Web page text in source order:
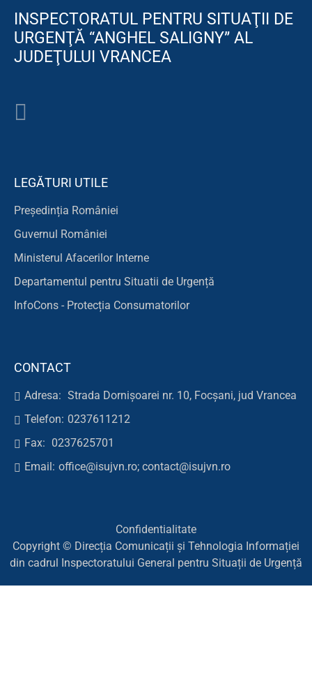
INSPECTORATUL PENTRU SITUAŢII DE
URGENŢĂ “ANGHEL SALIGNY” AL
JUDEŢULUI VRANCEA
LEGĂTURI UTILE
Președinția României
Guvernul României
Ministerul Afacerilor Interne
Departamentul pentru Situatii de Urgență
InfoCons - Protecția Consumatorilor
CONTACT
Adresa: Strada Dornișoarei nr. 10, Focșani, jud Vrancea
Telefon: 0237611212
Fax: 0237625701
Email: office@isujvn.ro; contact@isujvn.ro
Confidentialitate
Copyright © Direcția Comunicații și Tehnologia Informației
din cadrul Inspectoratului General pentru Situații de Urgență